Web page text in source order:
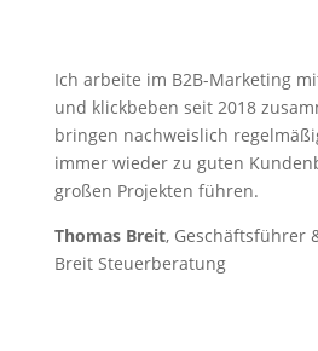
Ich arbeite im B2B-Marketing
und klickbeben seit 2018
bringen nachweislich
immer wieder zu guten
großen Projekten führen.
Thomas Breit, Geschäftsführer
Breit Steuerberatung